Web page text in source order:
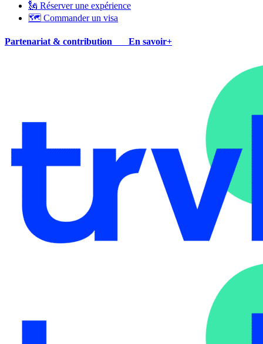
🗽 Réserver une expérience
🗺 Commander un visa
Partenariat & contribution En savoir+